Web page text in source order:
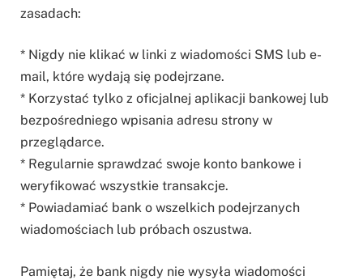
zasadach:
* Nigdy nie klikać w linki z wiadomości SMS lub e-
mail, które wydają się podejrzane.
* Korzystać tylko z oficjalnej aplikacji bankowej lub
bezpośredniego wpisania adresu strony w
przeglądarce.
* Regularnie sprawdzać swoje konto bankowe i
weryfikować wszystkie transakcje.
* Powiadamiać bank o wszelkich podejrzanych
wiadomościach lub próbach oszustwa.
Pamiętaj, że bank nigdy nie wysyła wiadomości